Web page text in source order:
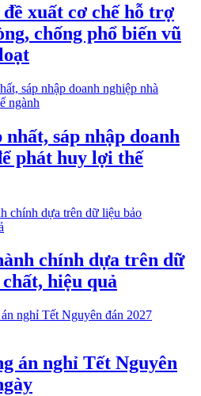
xuất cơ chế hỗ trợ
chống phổ biến vũ
sáp nhập doanh
phát huy lợi thế
chính dựa trên dữ
hiệu quả
án nghỉ Tết Nguyên